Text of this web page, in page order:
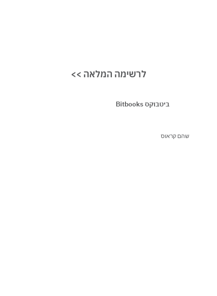
<< לרשימה המלאה
ביטבוקס Bitbooks
שהם קראוס